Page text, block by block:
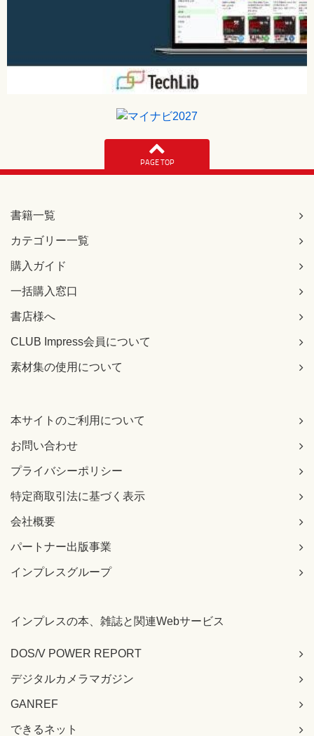
256ページ 「売上帳」内、8/18の1行目
長岡商店 掛返品
補助等と勘定科目の関係
補助簿と勘定科目の関係
363ページ ページ下方、「先生の講義26」の仕訳表内
(借)（受取地代）××× (貸)（前受地代）×××
(借)（受取家賃）××× (貸)（前受家賃）×××
【 第2刷にて修正 】
1年分の家賃
1年分の地代
【 第2刷にて修正 】
364ページ 解説04本文、上から1-2行目
受け取った家賃（受取地代）
受け取った地代（受取地代）
【 第2刷にて修正 】
▼上の仕訳表
▼下の仕訳表
[正]
▼上の仕訳表
▼下の仕訳表
PAGE TOP
書籍一覧
カテゴリー一覧
購入ガイド
一括購入窓口
書店様へ
CLUB Impress会員について
素材集の使用について
本サイトのご利用について
お問い合わせ
プライバシーポリシー
特定商取引法に基づく表示
会社概要
パートナー出版事業
インプレスグループ
インプレスの本、雑誌と関連Webサービス
DOS/V POWER REPORT
デジタルカメラマガジン
GANREF
できるネット